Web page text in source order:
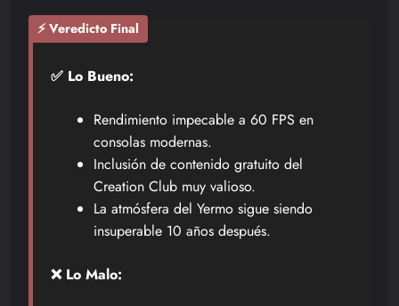
⚡ Veredicto Final
✅ Lo Bueno:
Rendimiento impecable a 60 FPS en
consolas modernas.
Inclusión de contenido gratuito del
Creation Club muy valioso.
La atmósfera del Yermo sigue siendo
insuperable 10 años después.
❌ Lo Malo: